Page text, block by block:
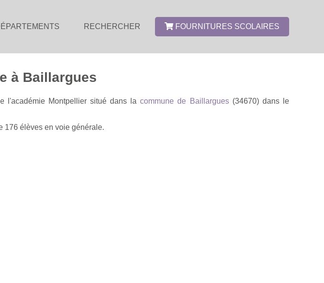
RECHERCHER FOURNITURES SCOLAIRES
à Baillargues
l'académie Montpellier situé dans lacommune de Baillargues(34670) dans le
176 élèves en voie générale.